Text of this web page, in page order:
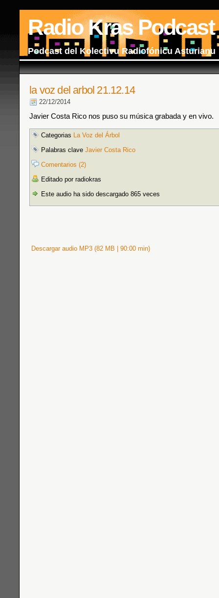
Radio Kras Podcast
Podcast del Kolectivu Radiofónicu Asturianu
la voz del arbol 21.12.14
22/12/2014
Javier Costa Rico nos puso su música grabada y en vivo.
Categorias La Voz del Árbol
Palabras clave Javier Costa Rico
Comentarios (2)
Editado por radiokras
Este audio ha sido descargado 865 veces
Descargar audio MP3 (82 MB | 90:00 min)